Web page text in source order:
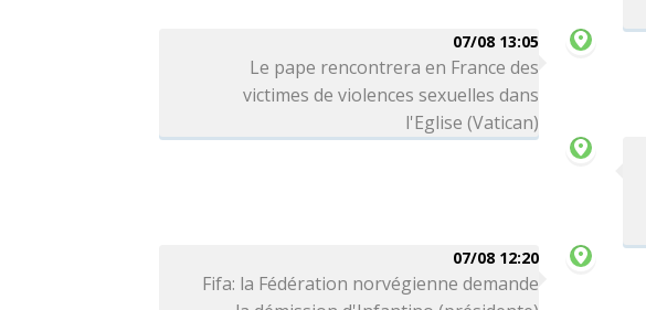
07/08 13:05
Le pape rencontrera en France des
victimes de violences sexuelles dans
l'Eglise (Vatican)
07/08 12:20
Fifa: la Fédération norvégienne demande